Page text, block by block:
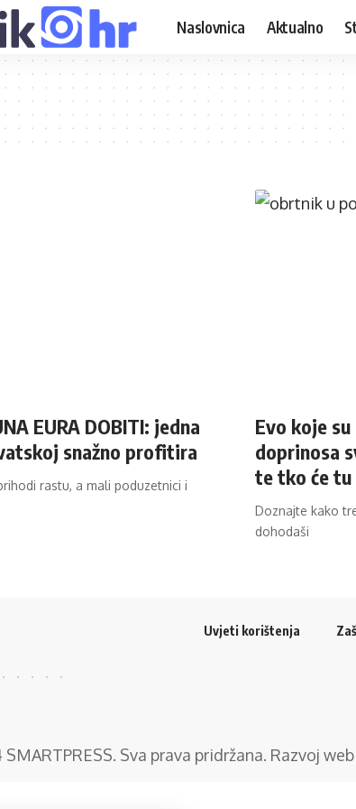
Naslovnica Aktualno
EURA DOBITI: jedna
snažno profitira
rastu, a mali poduzetnici i
Evo koje
doprinosa
te tko će tu
Doznajte kako
dohodaši
Uvjeti korištenja
SMARTPRESS. Sva prava pridržana. Razvoj